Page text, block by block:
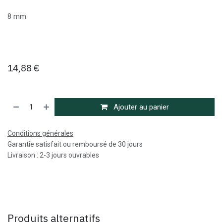
8 mm
14,88 €
Ajouter au panier
Conditions générales
Garantie satisfait ou remboursé de 30 jours
Livraison : 2-3 jours ouvrables
Produits alternatifs